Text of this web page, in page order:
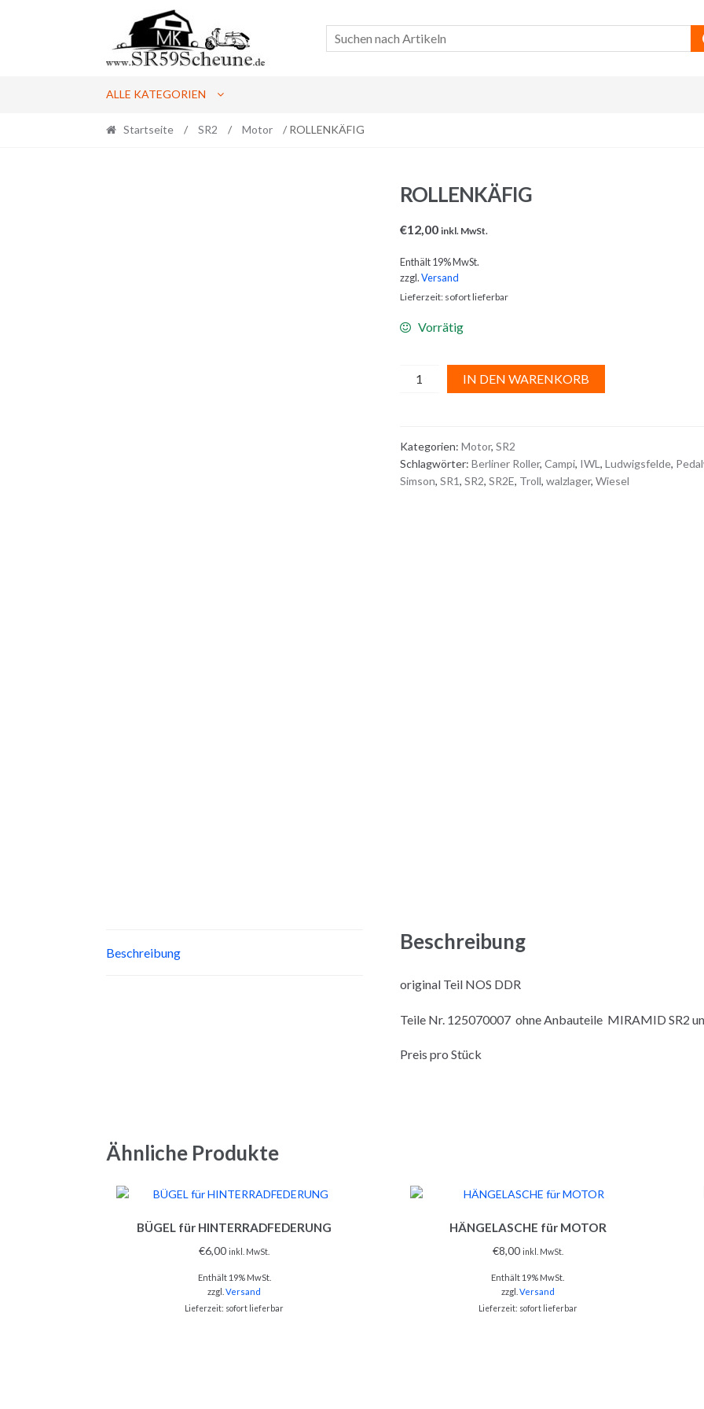
navigation
content
ALLE KATEGORIEN
Startseite / SR2 / Motor / ROLLENKÄFIG
ROLLENKÄFIG
€12,00 inkl. MwSt.
Enthält 19% MwSt.
zzgl.Versand
Lieferzeit: sofort lieferbar
Vorrätig
ROLLENKÄFIGIN DEN WARENKORB
n
Kategorien: Motor, SR2
Schlagwörter: Berliner Roller, Campi, IWL , Ludwigsfelde,
Simson, SR1, SR2, SR2E, Troll, walzlager, Wiesel
Beschreibung Beschreibung
original Teil NOS DDR
Teile Nr. 125070007 ohne Anbauteile MIRAMID SR2
Preis pro Stück
Ähnliche Produkte
BÜGEL für HINTERRADFEDERUNG
€6,00 inkl. MwSt.
Enthält 19% MwSt.
zzgl.Versand
Lieferzeit: sofort lieferbar
HÄNGELASCHE für MOTOR
€8,00 inkl. MwSt.
Enthält 19% MwSt.
zzgl. Versand
Lieferzeit: sofort lieferbar